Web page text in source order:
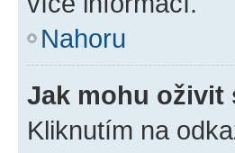
Nahoru
Jak mohu oživit
Kliknutím na